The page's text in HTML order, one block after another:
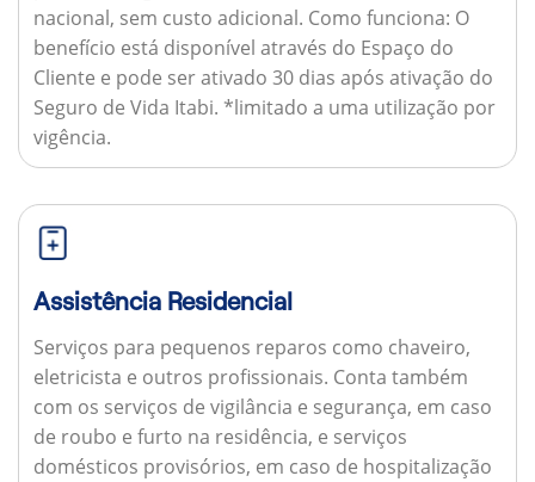
nacional, sem custo adicional. Como funciona: O
benefício está disponível através do Espaço do
Cliente e pode ser ativado 30 dias após ativação do
Seguro de Vida Itabi. *limitado a uma utilização por
vigência.
Assistência Residencial
Serviços para pequenos reparos como chaveiro,
eletricista e outros profissionais. Conta também
com os serviços de vigilância e segurança, em caso
de roubo e furto na residência, e serviços
domésticos provisórios, em caso de hospitalização